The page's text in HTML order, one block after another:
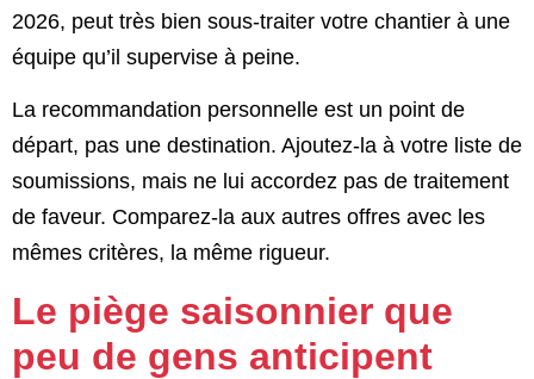
2026, peut très bien sous-traiter votre chantier à une
équipe qu’il supervise à peine.
La recommandation personnelle est un point de
départ, pas une destination. Ajoutez-la à votre liste de
soumissions, mais ne lui accordez pas de traitement
de faveur. Comparez-la aux autres offres avec les
mêmes critères, la même rigueur.
Le piège saisonnier que
peu de gens anticipent